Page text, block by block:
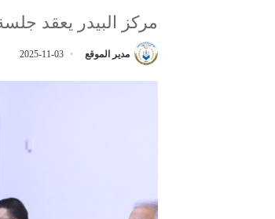
مركز البيدر يعقد
مدير الموقع 2025-11-03